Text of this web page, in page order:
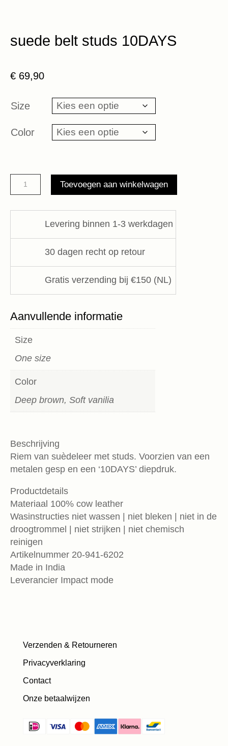
suede belt studs 10DAYS
€ 69,90
Size
Color
suede
belt
Toevoegen aan winkelwagen
Levering binnen 1-3 werkdagen
30 dagen recht op retour
Gratis verzending bij €150 (NL)
Aanvullende informatie
Size
One size
Color
Deep brown, Soft vanilia
Beschrijving
Riem van suèdeleer met studs. Voorzien van een
metalen gesp en een ‘10DAYS’ diepdruk.
Productdetails
Materiaal 100% cow leather
Wasinstructies niet wassen | niet bleken | niet in de
droogtrommel | niet strijken | niet chemisch
reinigen
Artikelnummer 20-941-6202
Made in India
Leverancier Impact mode
Verzenden & Retourneren
Privacyverklaring
Contact
Onze betaalwijzen